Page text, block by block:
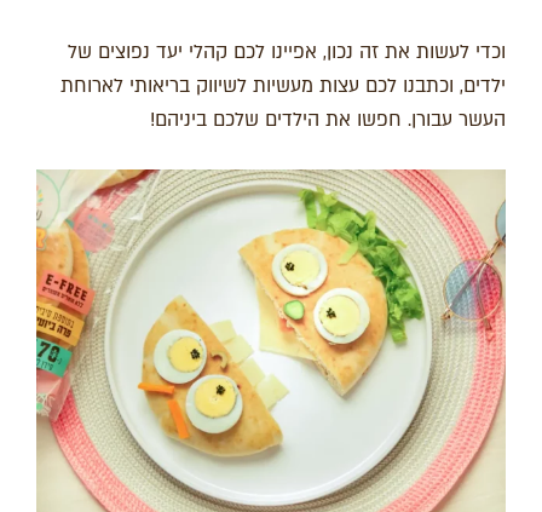
וכדי לעשות את זה נכון, אפיינו לכם קהלי יעד נפוצים של
ילדים, וכתבנו לכם עצות מעשיות לשיווק בריאותי לארוחת
העשר עבורן. חפשו את הילדים שלכם ביניהם!